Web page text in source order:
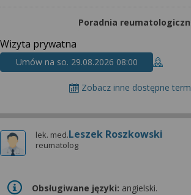
Poradnia
Wizyta prywatna
Umów na so. 29.08.2026 08:00
Zobacz inne dostępne
lek. med.Leszek Roszkowski
reumatolog
Obsługiwane języki: angielski.